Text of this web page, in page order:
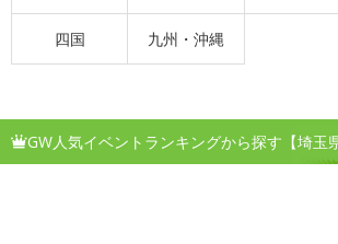
四国 九州・沖縄
GW人気イベントランキングから探す【埼玉